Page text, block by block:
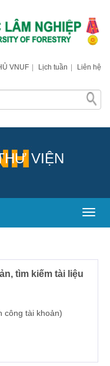
VNUF | Lịch tuần | Liên hệ
VIỆN
tìm kiếm tài liệu
công tài khoản)